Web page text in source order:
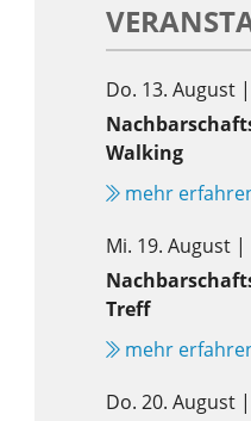
Do. 13. August
Walking
mehr
Mi. 19. August
Treff
mehr
Do. 20. August